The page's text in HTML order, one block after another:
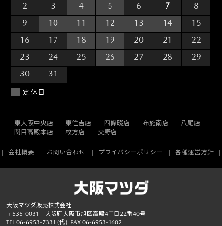
2
3 4 5 6 7
8
9
10 11 12 13 14
15
16
17 18 19 20 21
22
23
24 25 26 27 28
29
30
31
定休日
東大阪中央店 東住吉店 四條畷店 布施南店
八尾店
関目高殿本店
枚方店 交野店
会社概要 お問い合わせ プライバシーポリシー 各種運営方針
大阪マツダ販売株式会社
〒535-0031 大阪府大阪市旭区高殿4丁目22番40号
TEL 06-6953-7331 (代) FAX 06-6953-1602